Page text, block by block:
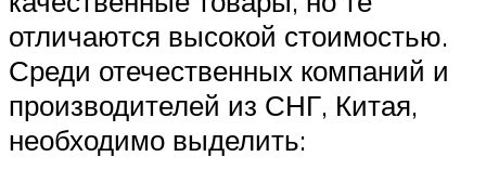
отличаются высокой стоимостью.
Среди отечественных компаний и
производителей из СНГ, Китая,
необходимо выделить: